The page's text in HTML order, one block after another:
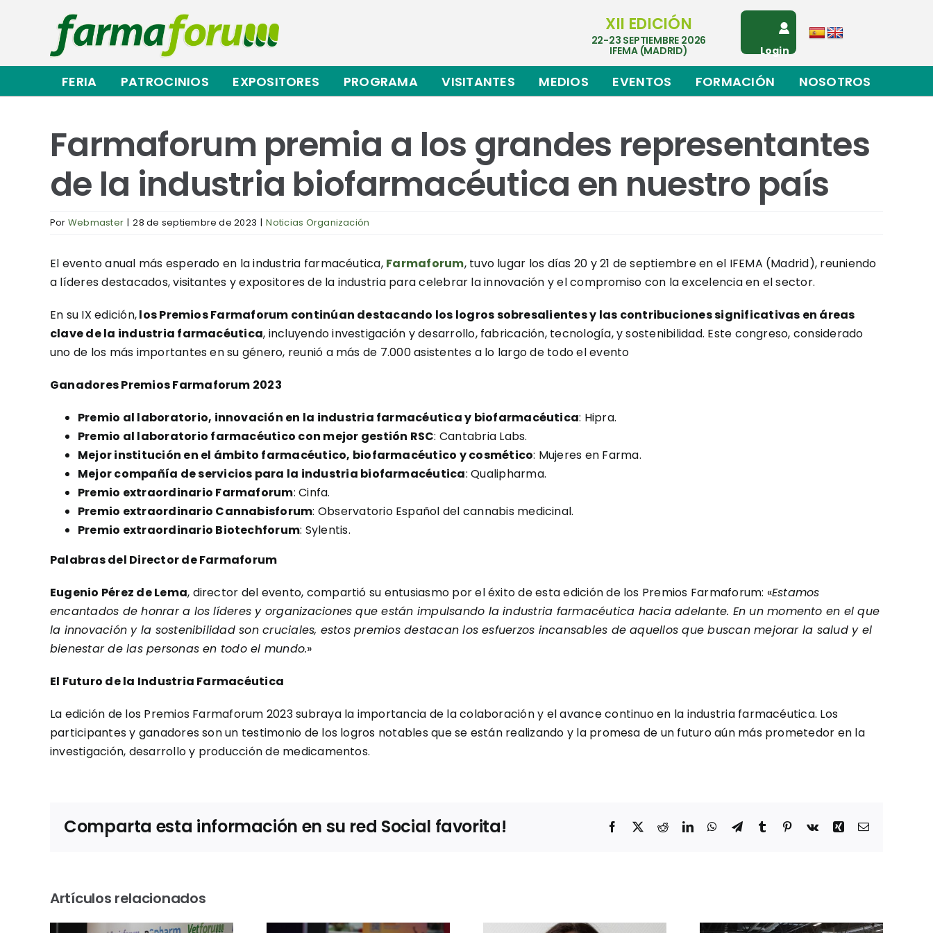
contenido
XII EDICIÓN
22-23 SEPTIEMBRE 2026
IFEMA (MADRID) Login
FERIA PATROCINIOS EXPOSITORES PROGRAMA VISITANTES MEDIOS EVENTOS FORMACIÓN NOSOTROS
Farmaforum premia a los grandes representantes
de la industria biofarmacéutica en nuestro país
Por Webmaster | 28 de septiembre de 2023 | Noticias Organización
El evento anual más esperado en la industria farmacéutica, Farmaforum, tuvo lugar los días 20 y 21 de septiembre en el IFEMA (Madrid), reuniendo
a líderes destacados, visitantes y expositores de la industria para celebrar la innovación y el compromiso con la excelencia en el sector.
En su IX edición,los Premios Farmaforum continúan destacando los logros sobresalientes y las contribuciones significativas en áreas
clave de la industria farmacéutica, incluyendo investigación y desarrollo, fabricación, tecnología, y sostenibilidad. Este congreso, considerado
uno de los más importantes en su género, reunió a más de 7.000 asistentes a lo largo de todo el evento
Ganadores Premios Farmaforum 2023
Premio al laboratorio, innovación en la industria farmacéutica y biofarmacéutica: Hipra.
Premio al laboratorio farmacéutico con mejor gestión RSC: Cantabria Labs.
Mejor institución en el ámbito farmacéutico, biofarmacéutico y cosmético: Mujeres en Farma.
Mejor compañía de servicios para la industria biofarmacéutica: Qualipharma.
Premio extraordinario Farmaforum: Cinfa.
Premio extraordinario Cannabisforum: Observatorio Español del cannabis medicinal.
Premio extraordinario Biotechforum: Sylentis.
Palabras del Director de Farmaforum
Eugenio Pérez de Lema, director del evento, compartió su entusiasmo por el éxito de esta edición de los Premios Farmaforum: «Estamos
encantados de honrar a los líderes y organizaciones que están impulsando la industria farmacéutica hacia adelante. En un momento en el que
la innovación y la sostenibilidad son cruciales, estos premios destacan los esfuerzos incansables de aquellos que buscan mejorar la salud y el
bienestar de las personas en todo el mundo.»
El Futuro de la Industria Farmacéutica
La edición de los Premios Farmaforum 2023 subraya la importancia de la colaboración y el avance continuo en la industria farmacéutica. Los
participantes y ganadores son un testimonio de los logros notables que se están realizando y la promesa de un futuro aún más prometedor en la
investigación, desarrollo y producción de medicamentos.
Comparta esta información en su red Social favorita! Facebook
X RedditLinkedInWhatsApp
TelegramTumblr Pinterest
Vk Xing Correo
Artículos relacionados